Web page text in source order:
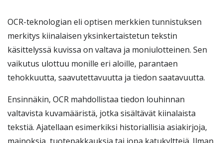
OCR-teknologian eli optisen merkkien tunnistuksen
merkitys kiinalaisen yksinkertaistetun tekstin
käsittelyssä kuvissa on valtava ja moniulotteinen. Sen
vaikutus ulottuu monille eri aloille, parantaen
tehokkuutta, saavutettavuutta ja tiedon saatavuutta.
Ensinnäkin, OCR mahdollistaa tiedon louhinnan
valtavista kuvamääristä, jotka sisältävät kiinalaista
tekstiä. Ajatellaan esimerkiksi historiallisia asiakirjoja,